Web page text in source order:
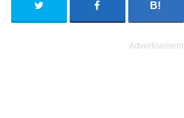
Advertisement